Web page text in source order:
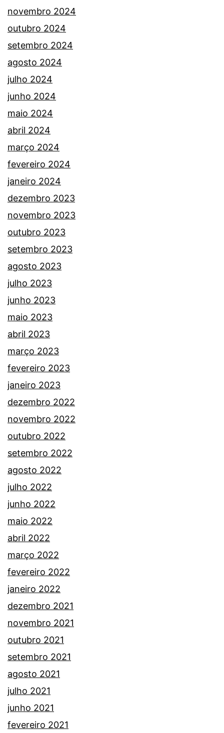
novembro 2024
outubro 2024
setembro 2024
agosto 2024
julho 2024
junho 2024
maio 2024
abril 2024
março 2024
fevereiro 2024
janeiro 2024
dezembro 2023
novembro 2023
outubro 2023
setembro 2023
agosto 2023
julho 2023
junho 2023
maio 2023
abril 2023
março 2023
fevereiro 2023
janeiro 2023
dezembro 2022
novembro 2022
outubro 2022
setembro 2022
agosto 2022
julho 2022
junho 2022
maio 2022
abril 2022
março 2022
fevereiro 2022
janeiro 2022
dezembro 2021
novembro 2021
outubro 2021
setembro 2021
agosto 2021
julho 2021
junho 2021
fevereiro 2021